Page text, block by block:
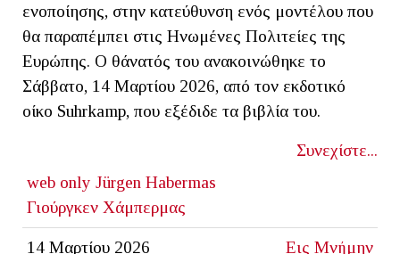
ενοποίησης, στην κατεύθυνση ενός μοντέλου που
θα παραπέμπει στις Ηνωμένες Πολιτείες της
Ευρώπης. Ο θάνατός του ανακοινώθηκε το
Σάββατο, 14 Μαρτίου 2026, από τον εκδοτικό
οίκο Suhrkamp, που εξέδιδε τα βιβλία του.
Συνεχίστε...
web only Jürgen Habermas
Γιούργκεν Χάμπερμας
14 Μαρτίου 2026 Εις Μνήμην